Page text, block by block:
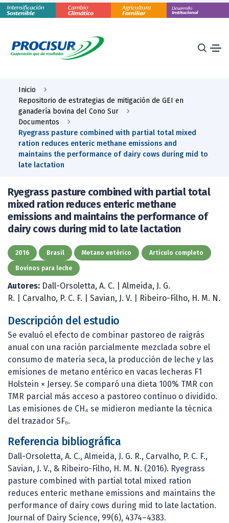
Inicio
Repositorio de estrategias de mitigación de GEI en
ganadería bovina del Cono Sur
Documentos
Ryegrass pasture combined with partial total mixed
ration reduces enteric methane emissions and
maintains the performance of dairy cows during mid to
late lactation
Ryegrass pasture combined with partial total
mixed ration reduces enteric methane
emissions and maintains the performance of
dairy cows during mid to late lactation
2016 Brasil Metano entérico Artículo completo
Bovinos para leche
Autores: Dall-Orsoletta, A. C.
Almeida, J. G.
R.
Carvalho, P. C. F. Savian, J. V. Ribeiro-Filho, H. M. N.
Descripción del estudio
Se evaluó el efecto de combinar pastoreo de raigrás
anual con una ración parcialmente mezclada sobre el
consumo de materia seca, la producción de leche y las
emisiones de metano entérico en vacas lecheras F1
Holstein × Jersey. Se comparó una dieta 100% TMR con
TMR parcial más acceso a pastoreo continuo o dividido.
Las emisiones de CH₄ se midieron mediante la técnica
del trazador SF₆.
Referencia bibliográfica
Dall-Orsoletta, A. C., Almeida, J. G. R., Carvalho, P. C. F.,
Savian, J. V., & Ribeiro-Filho, H. M. N. (2016). Ryegrass
pasture combined with partial total mixed ration
reduces enteric methane emissions and maintains the
performance of dairy cows during mid to late lactation.
Journal of Dairy Science, 99(6), 4374–4383.